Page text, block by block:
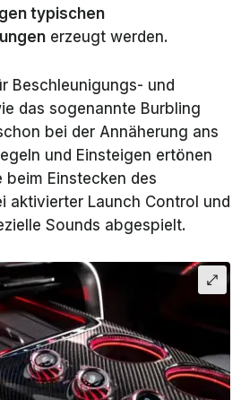
typischen
erzeugt werden.
Beschleunigungs- und
das sogenannte Burbling
bei der Annäherung ans
und Einsteigen ertönen
beim Einstecken des
aktivierter Launch Control und
Sounds abgespielt.